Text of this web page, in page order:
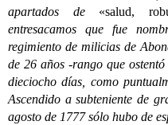
apartados de «salud,
entresacamos que fue
regimiento de milicias de
de 26 años -rango que
dieciocho días, como
Ascendido a subteniente de
agosto de 1777 sólo hubo de